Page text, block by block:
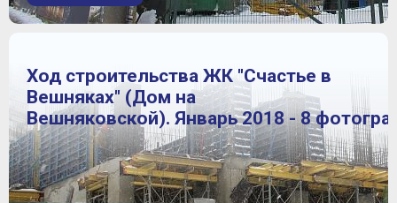
Ход строительства ЖК "Счастье в
Вешняках" (Дом на
Вешняковской). Январь 2018 - 8